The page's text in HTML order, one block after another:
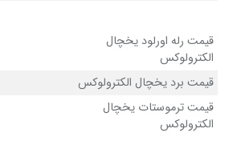
قیمت رله اورلود یخچال
الکترولوکس
قیمت برد یخچال الکترولوکس
قیمت ترموستات یخچال
الکترولوکس